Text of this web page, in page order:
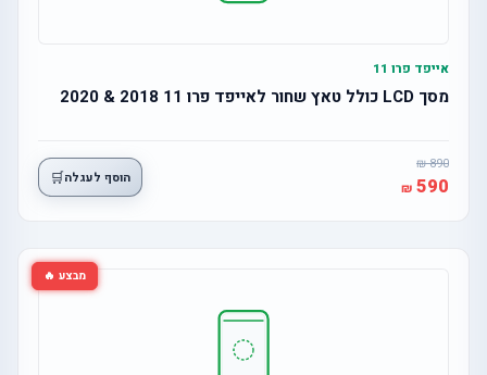
אייפד פרו 11
מסך LCD כולל טאץ שחור לאייפד פרו 11 2018 & 2020
890
590 הוסף לעגלה🛒
מבצע 🔥